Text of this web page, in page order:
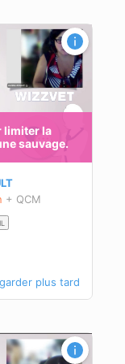
limiter la
sauvage.
+ QCM
plus tard